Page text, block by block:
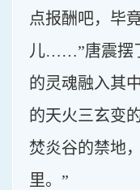
点报酬吧，毕
儿……”唐震摆
的灵魂融入其
的天火三玄变
焚炎谷的禁地
里。”